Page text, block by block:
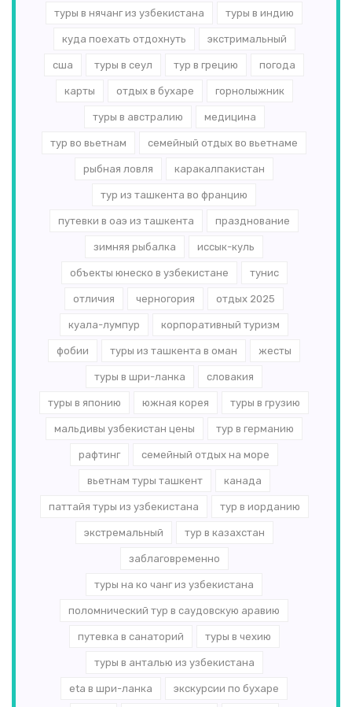
туры в нячанг из узбекистана туры в индию
куда поехать отдохнуть экстримальный
сша туры в сеул тур в грецию погода
карты отдых в бухаре горнолыжник
туры в австралию медицина
тур во вьетнам семейный отдых во вьетнаме
рыбная ловля каракалпакистан
тур из ташкента во францию
путевки в оаэ из ташкента празднование
зимняя рыбалка иссык-куль
объекты юнеско в узбекистане тунис
отличия черногория отдых 2025
куала-лумпур корпоративный туризм
фобии туры из ташкента в оман жесты
туры в шри-ланка словакия
туры в японию южная корея туры в грузию
мальдивы узбекистан цены тур в германию
рафтинг семейный отдых на море
вьетнам туры ташкент канада
паттайя туры из узбекистана тур в иорданию
экстремальный тур в казахстан
заблаговременно
туры на ко чанг из узбекистана
поломнический тур в саудовскую аравию
путевка в санаторий туры в чехию
туры в анталью из узбекистана
eta в шри-ланка экскурсии по бухаре